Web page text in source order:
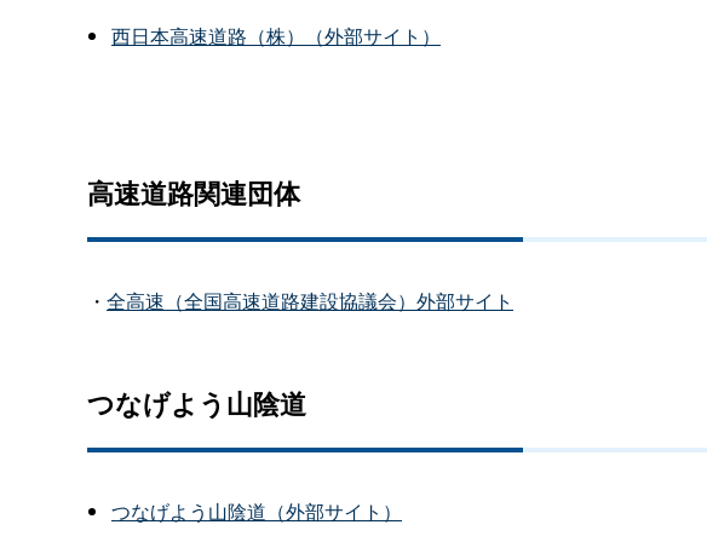
西日本高速道路（株）（外部サイト）
高速道路関連団体
・ 全高速（全国高速道路建設協議会）外部サイト
つなげよう山陰道
つなげよう山陰道（外部サイト）